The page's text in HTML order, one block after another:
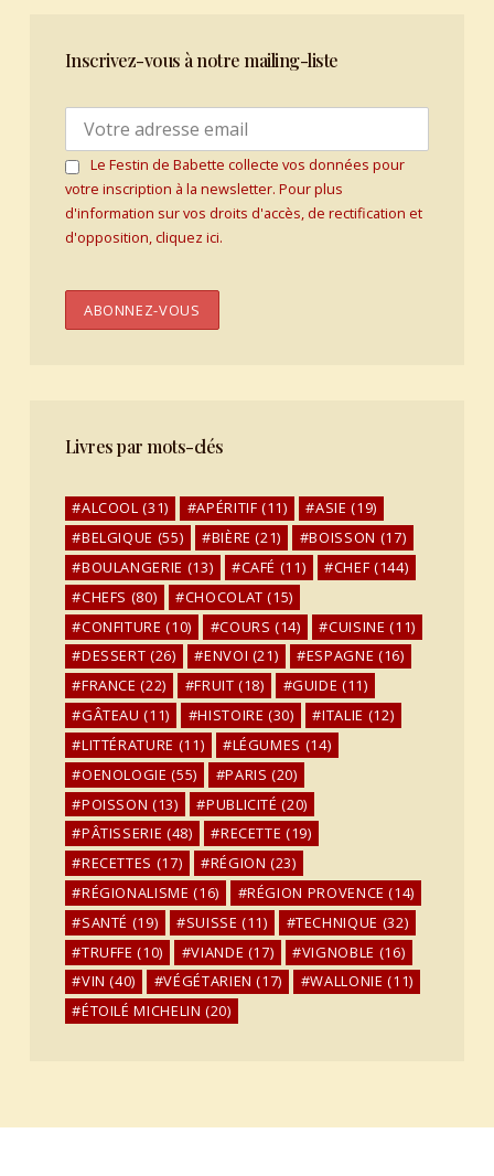
Inscrivez-vous à notre mailing-liste
Le Festin de Babette collecte vos données pour
votre inscription à la newsletter. Pour plus
d'information sur vos droits d'accès, de rectification et
d'opposition, cliquez ici.
Livres par mots-clés
ALCOOL (31) APÉRITIF (11) ASIE (19)
BELGIQUE (55) BIÈRE (21) BOISSON (17)
BOULANGERIE (13) CAFÉ (11) CHEF (144)
CHEFS (80) CHOCOLAT (15)
CONFITURE (10) COURS (14) CUISINE (11)
DESSERT (26) ENVOI (21) ESPAGNE (16)
FRANCE (22) FRUIT (18) GUIDE (11)
GÂTEAU (11) HISTOIRE (30) ITALIE (12)
LITTÉRATURE (11) LÉGUMES (14)
OENOLOGIE (55) PARIS (20)
POISSON (13) PUBLICITÉ (20)
PÂTISSERIE (48) RECETTE (19)
RECETTES (17) RÉGION (23)
RÉGIONALISME (16) RÉGION PROVENCE (14)
SANTÉ (19) SUISSE (11) TECHNIQUE (32)
TRUFFE (10) VIANDE (17) VIGNOBLE (16)
VIN (40) VÉGÉTARIEN (17) WALLONIE (11)
ÉTOILÉ MICHELIN (20)